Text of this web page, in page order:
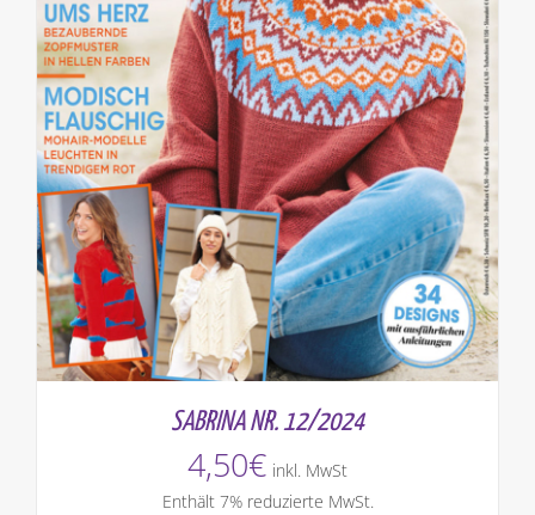
SABRINA NR. 12/2024
4,50€ inkl. MwSt
Enthält 7% reduzierte MwSt.